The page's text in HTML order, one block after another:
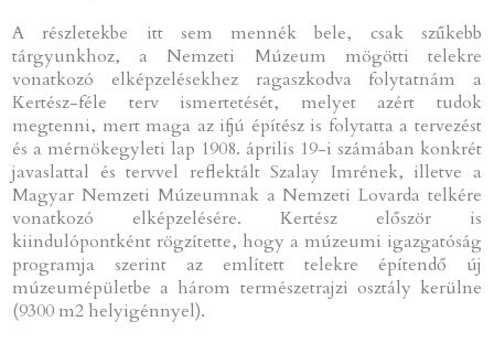
A részletekbe itt sem mennék bele, csak szűkebb
tárgyunkhoz, a Nemzeti Múzeum mögötti telekre
vonatkozó elképzelésekhez ragaszkodva folytatnám a
Kertész-féle terv ismertetését, melyet azért tudok
megtenni, mert maga az ifjú építész is folytatta a tervezést
és a mérnökegyleti lap 1908. április 19-i számában konkrét
javaslattal és tervvel reflektált Szalay Imrének, illetve a
Magyar Nemzeti Múzeumnak a Nemzeti Lovarda telkére
vonatkozó elképzelésére. Kertész először is
kiindulópontként rögzítette, hogy a múzeumi igazgatóság
programja szerint az említett telekre építendő új
múzeumépületbe a három természetrajzi osztály kerülne
(9300 m2 helyigénnyel).